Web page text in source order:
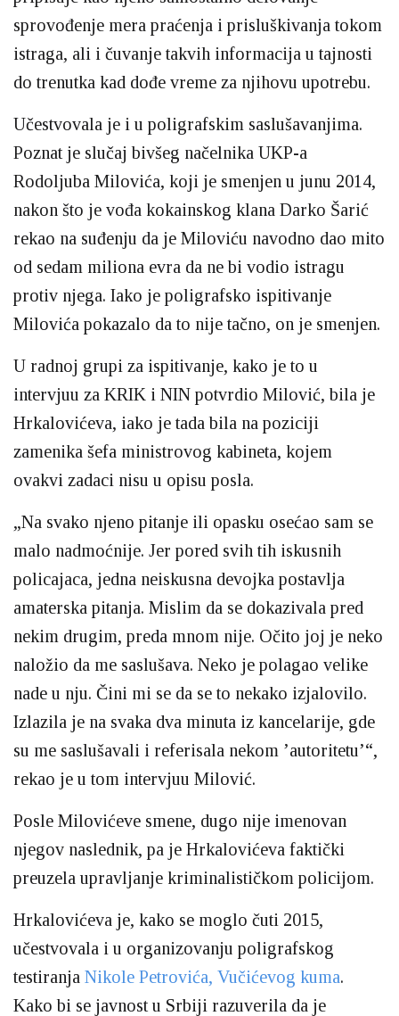
sprovođenje mera praćenja i prisluškivanja tokom
istraga, ali i čuvanje takvih informacija u tajnosti
do trenutka kad dođe vreme za njihovu upotrebu.
Učestvovala je i u poligrafskim saslušavanjima.
Poznat je slučaj bivšeg načelnika UKP-a
Rodoljuba Milovića, koji je smenjen u junu 2014,
nakon što je vođa kokainskog klana Darko Šarić
rekao na suđenju da je Miloviću navodno dao mito
od sedam miliona evra da ne bi vodio istragu
protiv njega. Iako je poligrafsko ispitivanje
Milovića pokazalo da to nije tačno, on je smenjen.
U radnoj grupi za ispitivanje, kako je to u
intervjuu za KRIK i NIN potvrdio Milović, bila je
Hrkalovićeva, iako je tada bila na poziciji
zamenika šefa ministrovog kabineta, kojem
ovakvi zadaci nisu u opisu posla.
„Na svako njeno pitanje ili opasku osećao sam se
malo nadmoćnije. Jer pored svih tih iskusnih
policajaca, jedna neiskusna devojka postavlja
amaterska pitanja. Mislim da se dokazivala pred
nekim drugim, preda mnom nije. Očito joj je neko
naložio da me saslušava. Neko je polagao velike
nade u nju. Čini mi se da se to nekako izjalovilo.
Izlazila je na svaka dva minuta iz kancelarije, gde
su me saslušavali i referisala nekom ’autoritetu’“,
rekao je u tom intervjuu Milović.
Posle Milovićeve smene, dugo nije imenovan
njegov naslednik, pa je Hrkalovićeva faktički
preuzela upravljanje kriminalističkom policijom.
Hrkalovićeva je, kako se moglo čuti 2015,
učestvovala i u organizovanju poligrafskog
testiranja Nikole Petrovića, Vučićevog kuma.
Kako bi se javnost u Srbiji razuverila da je